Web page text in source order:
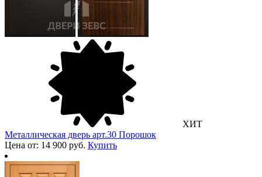
ХИТ
Металлическая дверь арт.30 Порошок
Цена от: 14 900 руб. Купить